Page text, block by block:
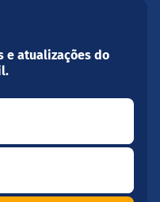
e atualizações do